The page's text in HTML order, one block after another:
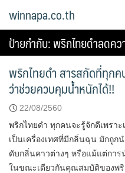
winnapa.co.th
ป้ายกำกับ:พริกไทยดำลดค
พริกไทยดำ สารสกัดที่ทุกค
ว่าช่วยควบคุมน้ำหนักได้!!
22/08/2560
พริกไทยดำ ทุกคนจะรู้จักดีเพรา
เป็นเครื่องเทศที่มีกลิ่นฉุน มักถูก
ดับกลิ่นคาวต่างๆ หรือแม้แต่กา
ในขณะเดียวกันคุณสมบัติของพริ